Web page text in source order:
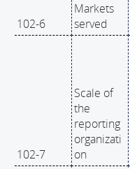
102-6
Markets
served
102-7
Scale of
the
reporting
organizati
on